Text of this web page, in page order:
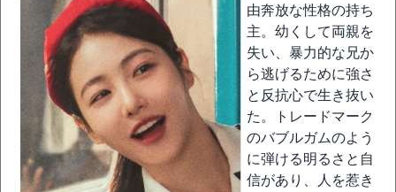
由奔放な性格の持ち
主。幼くして両親を
失い、暴力的な兄か
ら逃げるために強さ
と反抗心で生き抜い
た。トレードマーク
のバブルガムのよう
に弾ける明るさと自
信があり、人を惹き